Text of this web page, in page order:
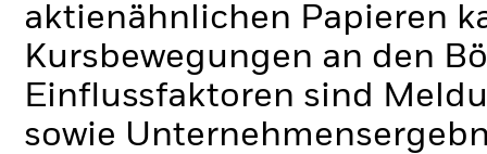
aktienähnlichen Papieren
Kursbewegungen an den
Einflussfaktoren sind
sowie